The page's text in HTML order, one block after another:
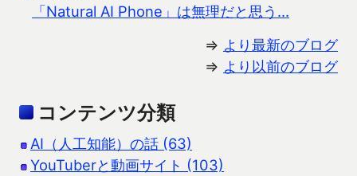
「Natural AI Phone」は無理だと思う…
⇒ より最新のブログ
⇒ より以前のブログ
コンテンツ分類
AI（人工知能）の話 (63)
YouTuberと動画サイト (103)